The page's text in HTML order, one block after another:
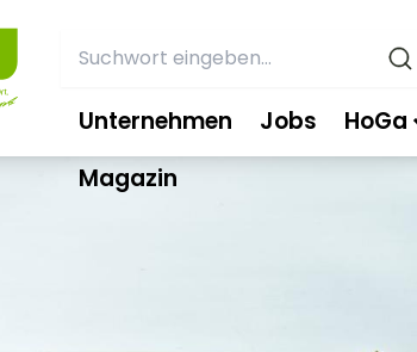
Unternehmen Jobs HoGa
Magazin